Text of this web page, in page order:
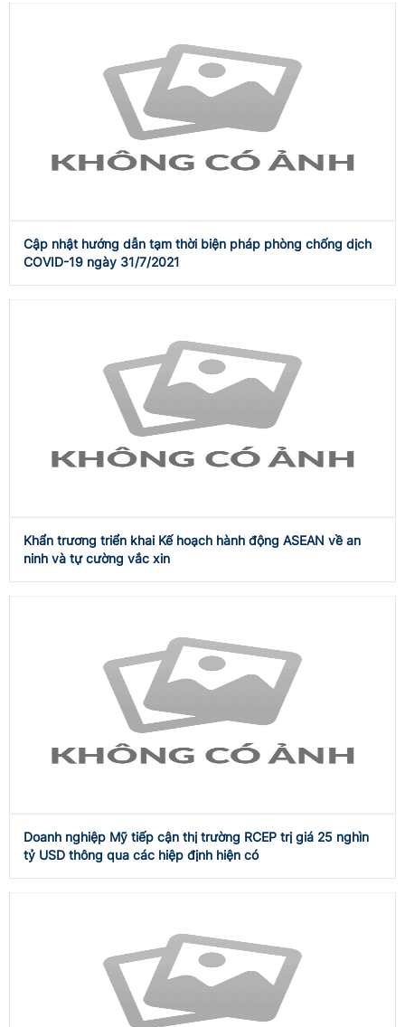
Cập nhật hướng dẫn tạm thời biện pháp phòng chống dịch
COVID-19 ngày 31/7/2021
Khẩn trương triển khai Kế hoạch hành động ASEAN về an
ninh và tự cường vắc xin
Doanh nghiệp Mỹ tiếp cận thị trường RCEP trị giá 25 nghìn
tỷ USD thông qua các hiệp định hiện có